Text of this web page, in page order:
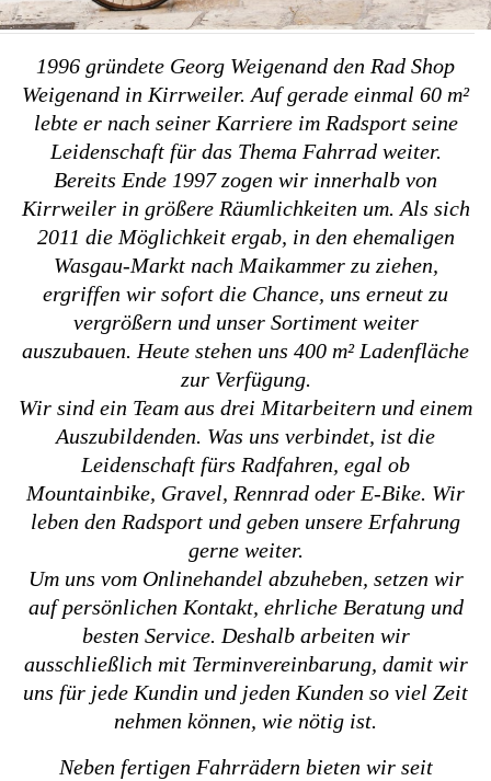
1996 gründete Georg Weigenand den Rad Shop
Weigenand in Kirrweiler. Auf gerade einmal 60 m²
lebte er nach seiner Karriere im Radsport seine
Leidenschaft für das Thema Fahrrad weiter.
Bereits Ende 1997 zogen wir innerhalb von
Kirrweiler in größere Räumlichkeiten um. Als sich
2011 die Möglichkeit ergab, in den ehemaligen
Wasgau-Markt nach Maikammer zu ziehen,
ergriffen wir sofort die Chance, uns erneut zu
vergrößern und unser Sortiment weiter
auszubauen. Heute stehen uns 400 m² Ladenfläche
zur Verfügung.
Wir sind ein Team aus drei Mitarbeitern und einem
Auszubildenden. Was uns verbindet, ist die
Leidenschaft fürs Radfahren, egal ob
Mountainbike, Gravel, Rennrad oder E-Bike. Wir
leben den Radsport und geben unsere Erfahrung
gerne weiter.
Um uns vom Onlinehandel abzuheben, setzen wir
auf persönlichen Kontakt, ehrliche Beratung und
besten Service. Deshalb arbeiten wir
ausschließlich mit Terminvereinbarung, damit wir
uns für jede Kundin und jeden Kunden so viel Zeit
nehmen können, wie nötig ist.
Neben fertigen Fahrrädern bieten wir seit